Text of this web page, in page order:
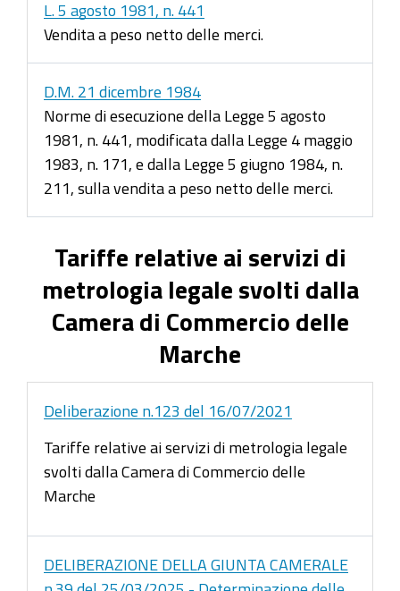
L. 5 agosto 1981, n. 441
Vendita a peso netto delle merci.
D.M. 21 dicembre 1984
Norme di esecuzione della Legge 5 agosto
1981, n. 441, modificata dalla Legge 4 maggio
1983, n. 171, e dalla Legge 5 giugno 1984, n.
211, sulla vendita a peso netto delle merci.
Tariffe relative ai servizi di
metrologia legale svolti dalla
Camera di Commercio delle
Marche
Deliberazione n.123 del 16/07/2021
Tariffe relative ai servizi di metrologia legale
svolti dalla Camera di Commercio delle
Marche
DELIBERAZIONE DELLA GIUNTA CAMERALE